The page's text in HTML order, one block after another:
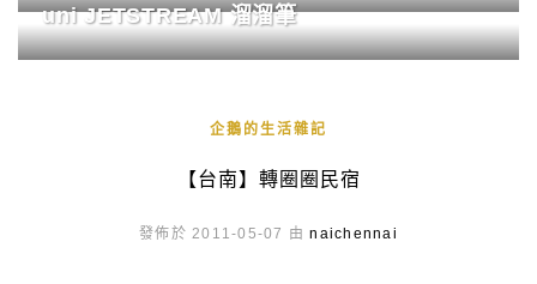
uni JETSTREAM 溜溜筆
企鵝的生活雜記
【台南】轉圈圈民宿
發佈於 2011-05-07 由naichennai